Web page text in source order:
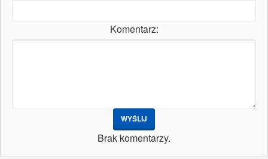
Komentarz:
WYŚLIJ
Brak komentarzy.